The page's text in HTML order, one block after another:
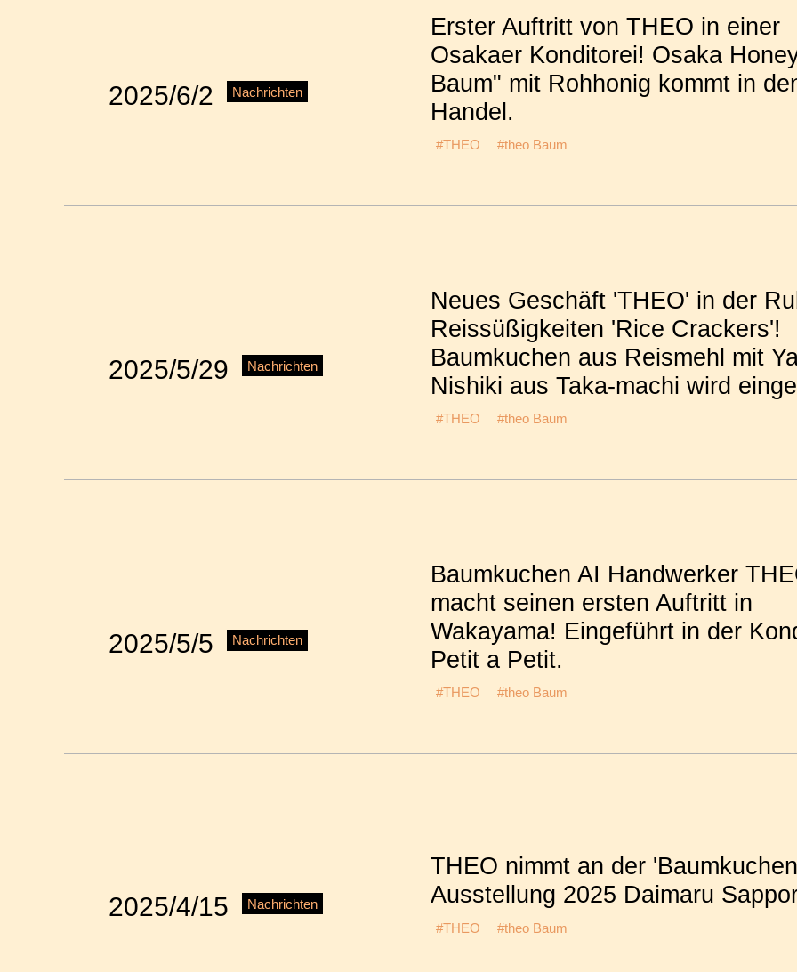
2025/6/2 Nachrichten
Erster Auftritt von THEO in einer
Osakaer Konditorei! Osaka
Baum" mit Rohhonig kommt in
Handel.
#THEO #theo Baum
2025/5/29 Nachrichten
Neues Geschäft 'THEO' in der
Reissüßigkeiten 'Rice Crackers'!
Baumkuchen aus Reismehl mit
Nishiki aus Taka-machi wird
#THEO #theo Baum
2025/5/5 Nachrichten
Baumkuchen AI Handwerker
macht seinen ersten Auftritt in
Wakayama! Eingeführt in der
Petit a Petit.
#THEO #theo Baum
2025/4/15 Nachrichten
THEO nimmt an der
Ausstellung 2025 Daimaru
#THEO #theo Baum